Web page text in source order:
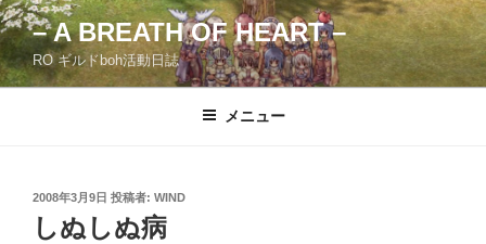
コ
ン
テ
ン
– A BREATH OF HEART –
RO ギルドboh活動日誌
メニュー
投
稿
日:
2008年3月9日 投稿者: WIND
しぬしぬ病